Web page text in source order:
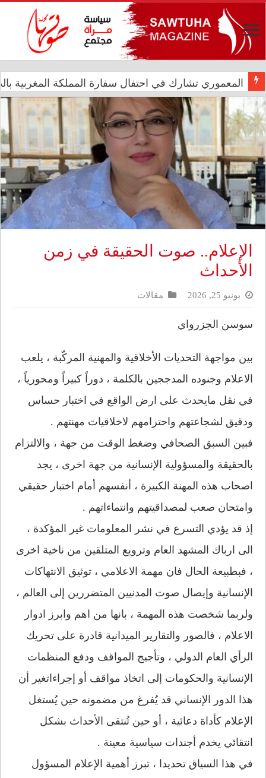
المعموري تشارك في احتفال سفارة المملكة المغربية بالذكرى الـ27
الدار العراقية للأزياء تعزز حضورها الدولي في مهرجان
الإعلام.. صوت الحقيقة في زمن
الأحداث
يونيو 25, 2026 مقالات
سوسن الجزرواي
بين مواجهة التحديات الأخلاقية والمهنية المركّبة ، يلعب
الاعلام وجنوده المدججين بالكلمة ، دوراً كبيراً ومحورياً ،
في نقل مايحدث على ارض الواقع في اختبار حساس
ودقيق لشجاعتهم واحترامهم لاخلاقيات مهنتهم .
فبين السبق الصحافي وضغط الوقت من جهة ، والالتزام
بالحقيقة والمسؤولية الإنسانية من جهة اخرى ، يجد
اصحاب هذه المهنة الكبيرة ، أنفسهم أمام اختبار حقيقي
وامتحان صعب لمصداقيتهم وانتماءاتهم .
إذ قد يؤدي التسرع في نشر المعلومات غير المؤكدة ،
الى ارباك المشهد العام وترويع المتلقين من ناخية اخرى
، فبطبيعة الحال فان مهمة الاعلامي ، توثيق الانتهاكات
الإنسانية وإيصال صوت المدنيين المتضررين إلى العالم ،
ولربما شخصت هذه المهمة ، بانها من اهم وابرز ادوار
الاعلام ، فالصور والتقارير الميدانية قادرة على تحريك
الرأي العام الدولي ، وتأجيج المواقف ودفع المنظمات
الإنسانية والحكومات إلى اتخاذ مواقف أو إجراءاتغير أن
هذا الدور الإنساني قد يُفرغ من مضمونه حين يُستغل
الإعلام كأداة دعائية ، أو حين تُنتقى الأحداث بشكل
انتقائي يخدم أجندات سياسية معينة .
في هذا السياق تحديدا ، تبرز أهمية الإعلام المسؤول